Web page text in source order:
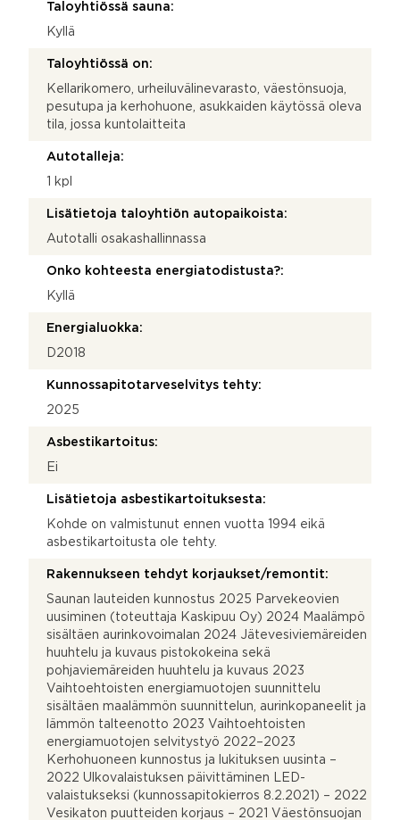
Taloyhtiössä sauna:
Kyllä
Taloyhtiössä on:
Kellarikomero, urheiluvälinevarasto, väestönsuoja,
pesutupa ja kerhohuone, asukkaiden käytössä oleva
tila, jossa kuntolaitteita
Autotalleja:
1 kpl
Lisätietoja taloyhtiön autopaikoista:
Autotalli osakashallinnassa
Onko kohteesta energiatodistusta?:
Kyllä
Energialuokka:
D2018
Kunnossapitotarveselvitys tehty:
2025
Asbestikartoitus:
Ei
Lisätietoja asbestikartoituksesta:
Kohde on valmistunut ennen vuotta 1994 eikä
asbestikartoitusta ole tehty.
Rakennukseen tehdyt korjaukset/remontit:
Saunan lauteiden kunnostus 2025 Parvekeovien
uusiminen (toteuttaja Kaskipuu Oy) 2024 Maalämpö
sisältäen aurinkovoimalan 2024 Jätevesiviemäreiden
huuhtelu ja kuvaus pistokokeina sekä
pohjaviemäreiden huuhtelu ja kuvaus 2023
Vaihtoehtoisten energiamuotojen suunnittelu
sisältäen maalämmön suunnittelun, aurinkopaneelit ja
lämmön talteenotto 2023 Vaihtoehtoisten
energiamuotojen selvitystyö 2022–2023
Kerhohuoneen kunnostus ja lukituksen uusinta –
2022 Ulkovalaistuksen päivittäminen LED-
valaistukseksi (kunnossapitokierros 8.2.2021) – 2022
Vesikaton puutteiden korjaus – 2021 Väestönsuojan